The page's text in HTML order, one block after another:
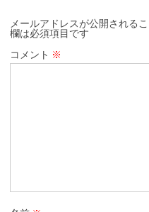
メールアドレスが公開される
欄は必須項目です
コメント ※